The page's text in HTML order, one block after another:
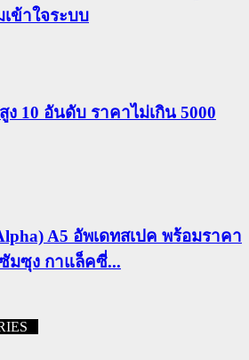
ข้าใจระบบ
10 อันดับ ราคาไม่เกิน 5000
A5 อัพเดทสเปค พร้อมราคา
มซุง กาแล็คซี่...